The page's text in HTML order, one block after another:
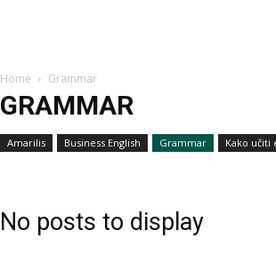
Home Grammar
GRAMMAR
Amarilis Business English Grammar Kako učiti
No posts to display